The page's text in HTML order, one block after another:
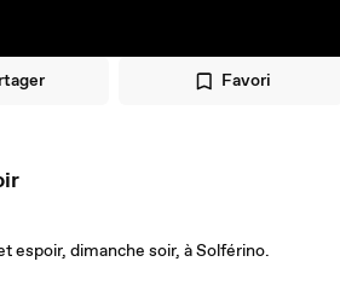
Favori
espoir, dimanche soir, à Solférino.